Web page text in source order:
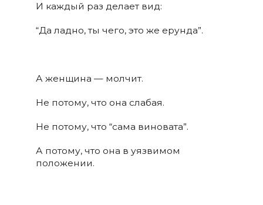
И каждый раз делает вид:
“Да ладно, ты чего, это же ерунда”.
А женщина — молчит.
Не потому, что она слабая.
Не потому, что “сама виновата”.
А потому, что она в уязвимом
положении.